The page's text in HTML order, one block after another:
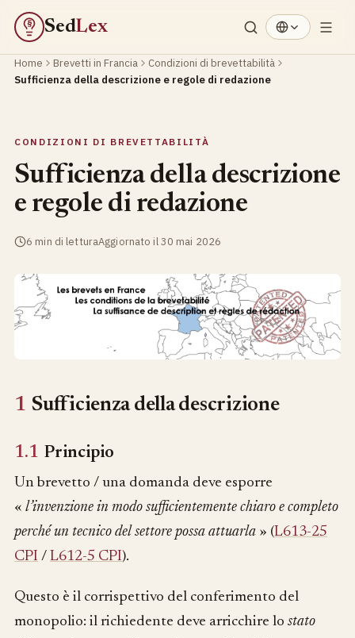
§ SedLex
Home Brevetti in Francia
Condizioni di brevettabilità
Sufficienza della descrizione e regole di redazione
CONDIZIONI DI BREVETTABILITÀ
Sufficienza della descrizione
e regole di redazione
6 min di letturaAggiornato il 30 mai 2026
1 Sufficienza della descrizione
1.1 Principio
Un brevetto / una domanda deve esporre
« l’invenzione in modo sufficientemente chiaro e completo
perché un tecnico del settore possa attuarla » (L613-25
CPI / L612-5 CPI).
Questo è il corrispettivo del conferimento del
monopolio: il richiedente deve arricchire lo stato